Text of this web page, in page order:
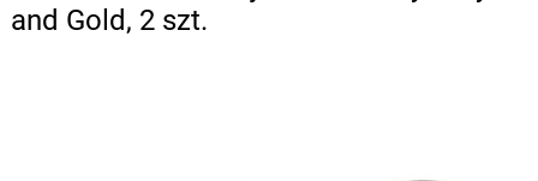
and Gold, 2 szt.